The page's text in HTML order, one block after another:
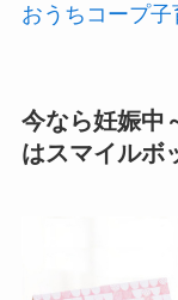
おうちコープ
今なら妊娠中
はスマイルボ